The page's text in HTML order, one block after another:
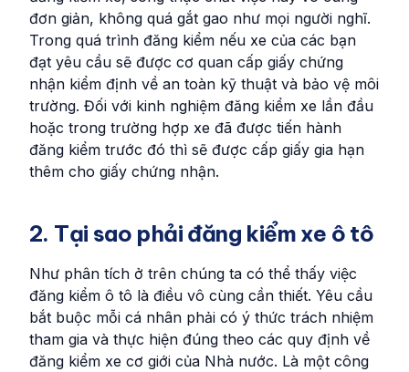
đơn giản, không quá gắt gao như mọi người nghĩ.
Trong quá trình đăng kiểm nếu xe của các bạn
đạt yêu cầu sẽ được cơ quan cấp giấy chứng
nhận kiểm định về an toàn kỹ thuật và bảo vệ môi
trường. Đối với kinh nghiệm đăng kiểm xe lần đầu
hoặc trong trường hợp xe đã được tiến hành
đăng kiểm trước đó thì sẽ được cấp giấy gia hạn
thêm cho giấy chứng nhận.
2. Tại sao phải đăng kiểm xe ô tô
Như phân tích ở trên chúng ta có thể thấy việc
đăng kiểm ô tô là điều vô cùng cần thiết. Yêu cầu
bắt buộc mỗi cá nhân phải có ý thức trách nhiệm
tham gia và thực hiện đúng theo các quy định về
đăng kiểm xe cơ giới của Nhà nước. Là một công